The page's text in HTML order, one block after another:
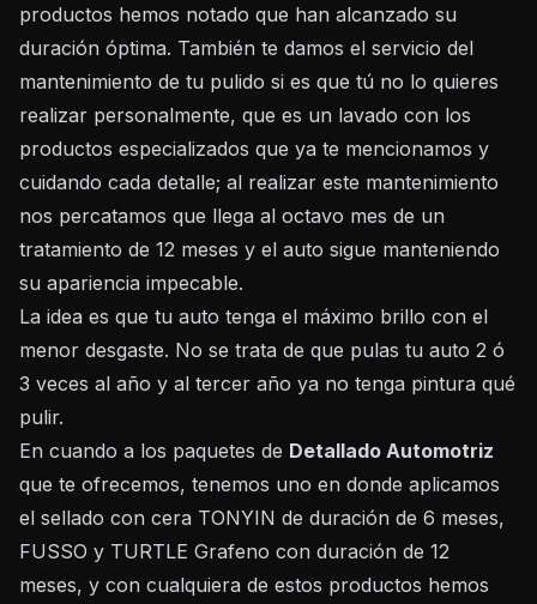
productos hemos notado que han alcanzado su
duración óptima. También te damos el servicio del
mantenimiento de tu pulido si es que tú no lo quieres
realizar personalmente, que es un lavado con los
productos especializados que ya te mencionamos y
cuidando cada detalle; al realizar este mantenimiento
nos percatamos que llega al octavo mes de un
tratamiento de 12 meses y el auto sigue manteniendo
su apariencia impecable.
La idea es que tu auto tenga el máximo brillo con el
menor desgaste. No se trata de que pulas tu auto 2 ó
3 veces al año y al tercer año ya no tenga pintura qué
pulir.
En cuando a los paquetes de Detallado Automotriz
que te ofrecemos, tenemos uno en donde aplicamos
el sellado con cera TONYIN de duración de 6 meses,
FUSSO y TURTLE Grafeno con duración de 12
meses, y con cualquiera de estos productos hemos